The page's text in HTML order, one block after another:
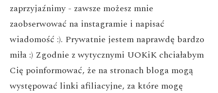
zaprzyjaźnimy - zawsze możesz mnie
zaobserwować na instagramie i napisać
wiadomość :). Prywatnie jestem naprawdę bardzo
miła :) Zgodnie z wytycznymi UOKiK chciałabym
Cię poinformować, że na stronach bloga mogą
występować linki afiliacyjne, za które mogę